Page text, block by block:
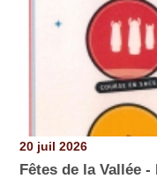
20 juil 2026
Fêtes de la Vallée